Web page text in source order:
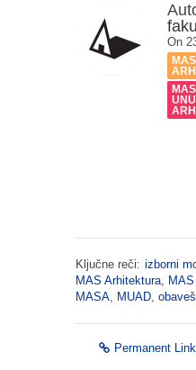
On
MAS
MAS
Ključne reči: izborni
MAS Arhitektura,
MASA, MUAD,
Permanent Link